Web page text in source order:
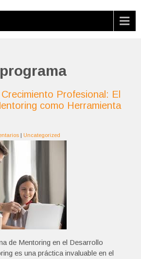
programa
Profesional: El
como Herramienta
| Uncategorized
de Mentoring en el Desarrollo
es una práctica invaluable en el